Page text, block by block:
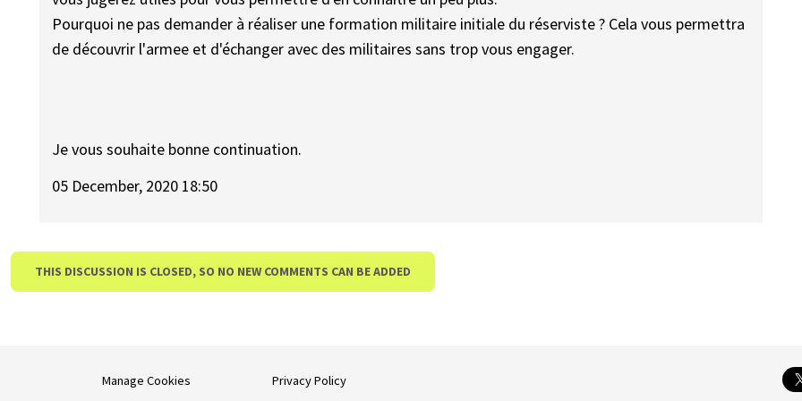
Pourquoi ne pas demander à réaliser une formation militaire initiale du réserviste ? Cela vous permettra
de découvrir l'armee et d'échanger avec des militaires sans trop vous engager.
Je vous souhaite bonne continuation.
05 December, 2020 18:50
THIS DISCUSSION IS CLOSED, SO NO NEW COMMENTS CAN BE ADDED
Manage Cookies Privacy Policy